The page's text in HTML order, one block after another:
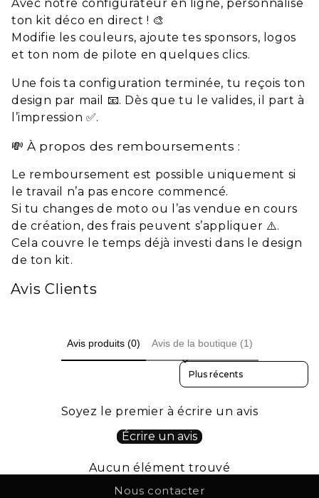
Avec notre configurateur en ligne, personnalise
ton kit déco en direct ! 🎨
Modifie les couleurs, ajoute tes sponsors, logos
et ton nom de pilote en quelques clics.
Une fois ta configuration terminée, tu reçois ton
design par mail 📧. Dès que tu le valides, il part à
l’impression ✅.
💸 À propos des remboursements :
Le remboursement est possible uniquement si
le travail n’a pas encore commencé.
Si tu changes de moto ou l’as vendue en cours
de création, des frais peuvent s’appliquer ⚠️.
Cela couvre le temps déjà investi dans le design
de ton kit.
Avis Clients
Avis produits (0) Avis de la boutique (1)
Sort reviews by
Soyez le premier à écrire un avis
Écrire un avis
Aucun élément trouvé
Nous contacter